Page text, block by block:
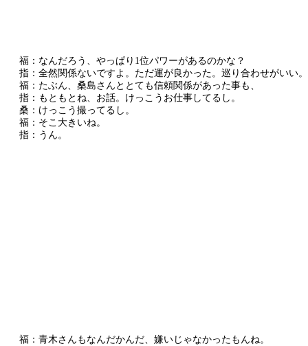
福：なんだろう、やっぱり1位パワーがあるのかな？
指：全然関係ないですよ。ただ運が良かった。巡り合わせがいい。
福：たぶん、桑島さんととても信頼関係があった事も、
指：もともとね、お話。けっこうお仕事してるし。
桑：けっこう撮ってるし。
福：そこ大きいね。
指：うん。
福：青木さんもなんだかんだ、嫌いじゃなかったもんね。